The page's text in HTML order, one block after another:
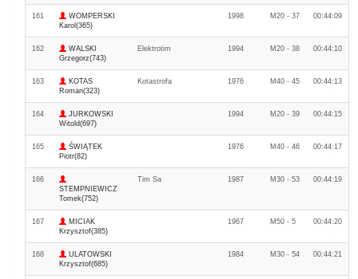
161
WOMPERSKI
Karol(365)
1998 M20 - 37 00:44:09
162
WALSKI
Grzegorz(743)
Elektrotim 1994 M20 - 38 00:44:10
163
KOTAS
Roman(323)
Kotastrofa 1976 M40 - 45 00:44:13
164
JURKOWSKI
Witold(697)
1994 M20 - 39 00:44:15
165
ŚWIĄTEK
Piotr(82)
1976 M40 - 46 00:44:17
166
STEMPNIEWICZ
Tomek(752)
Tim Sa 1987 M30 - 53 00:44:19
167
MICIAK
Krzysztof(385)
1967 M50 - 5 00:44:20
168
ULATOWSKI
Krzysztof(685)
1984 M30 - 54 00:44:21